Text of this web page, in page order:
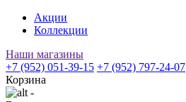
Акции
Коллекции
Наши магазины
+7 (952) 051-39-15 +7 (952) 797-24-07
Корзина
-